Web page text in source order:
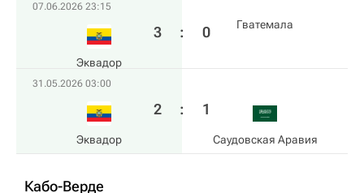
07.06.2026 23:15
Эквадор
3 : 0 Гватемала
31.05.2026 03:00
Эквадор
2 : 1
Саудовская Аравия
Кабо-Верде